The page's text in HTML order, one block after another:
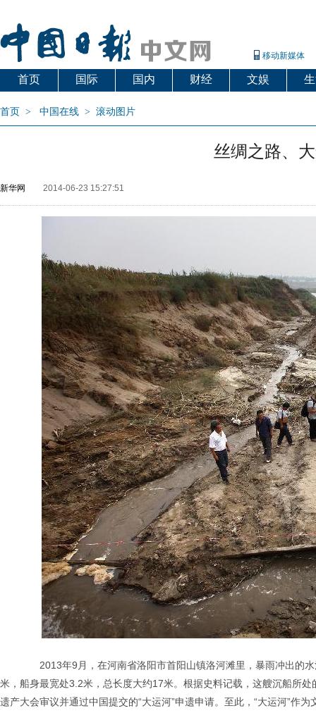
移动新媒体
首页 国际 国内 财经 文娱
首页 > 中国在线 > 滚动图片
丝绸之路、
新华网 2014-06-23 15:27:51
2013年9月，在河南省洛阳市首阳山镇洛河滩里，暴雨冲出的水
米，船身最宽处3.2米，总长度大约17米。根据史料记载，这艘沉船所
遗产大会审议并通过中国提交的“大运河”申遗申请。至此，“大运河”作